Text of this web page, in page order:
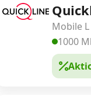
Mobile
1000